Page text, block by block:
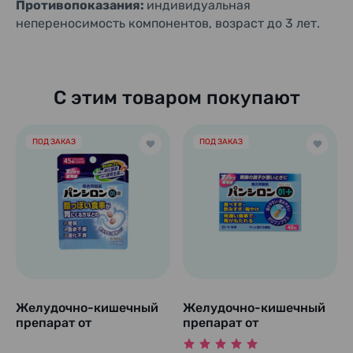
Противопоказания: индивидуальная
непереносимость компонентов, возраст до 3 лет.
С этим товаром покупают
ПОД ЗАКАЗ
Желудочно-кишечный
препарат от
ПОД ЗАКАЗ
Желудочно-кишечный
препарат от
переедания,